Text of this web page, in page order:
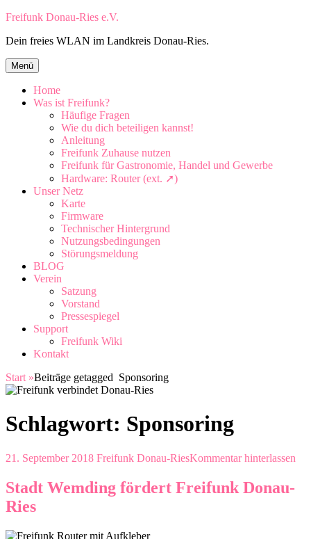
Zum
springen
Freifunk Donau-Ries e.V.
Dein freies WLAN im Landkreis Donau-Ries.
Menü Zum
Inhalt
springen
Home
Was ist Freifunk?
Häufige Fragen
Wie du dich beteiligen kannst!
Anleitung
Freifunk Zuhause nutzen
Freifunk für Gastronomie, Handel und Gewerbe
Hardware: Router (ext. ➚)
Unser Netz
Karte
Firmware
Technischer Hintergrund
Nutzungsbedingungen
Störungsmeldung
BLOG
Verein
Satzung
Vorstand
Pressespiegel
Support
Freifunk Wiki
Kontakt
Start »Beiträge getagged Sponsoring
Schlagwort: Sponsoring
21. September 2018 Freifunk Donau-RiesKommentar hinterlassen
Stadt Wemding fördert Freifunk Donau-
Ries